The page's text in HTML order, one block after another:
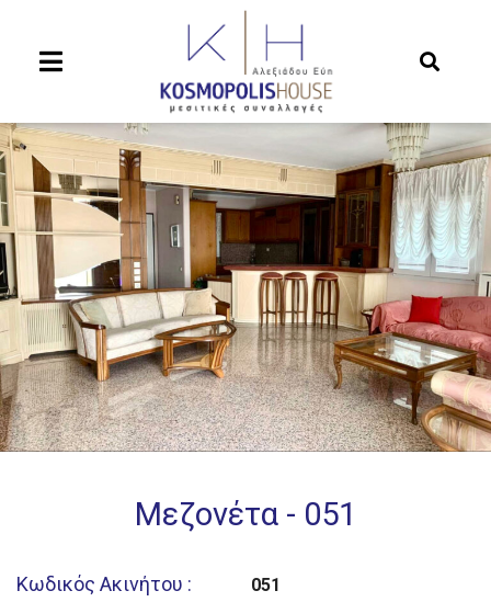
Μεζονέτα - 051
Κωδικός Ακινήτου : 051